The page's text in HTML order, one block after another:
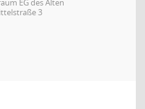
EG des Alten
3